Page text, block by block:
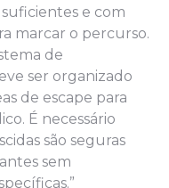
e com
marcar o percurso.
de
ser organizado
de escape para
É necessário
são seguras
sem